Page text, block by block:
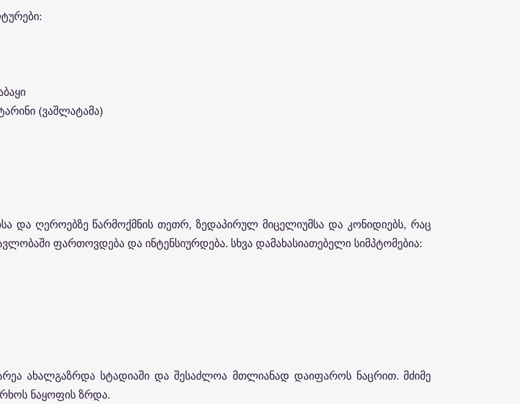
(ვაშლატამა)
და ღეროებზე წარმოქმნის თეთრ, ზედაპირულ მიცელიუმსა და კონიდიებს, რაც
ფართოვდება და ინტენსიურდება. სხვა დამახასიათებელი სიმპტომებია:
ახალგაზრდა სტადიაში და შესაძლოა მთლიანად დაიფაროს ნაცრით. მძიმე
ნაყოფის ზრდა.